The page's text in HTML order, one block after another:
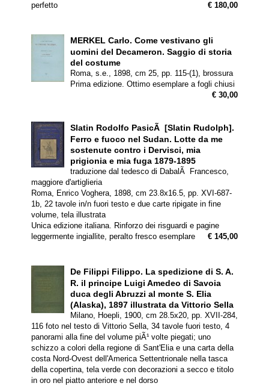
perfetto
€ 180,00
MERKEL Carlo. Come vestivano gli
uomini del Decameron. Saggio di storia
del costume
Roma, s.e., 1898, cm 25, pp. 115-(1), brossura
Prima edizione. Ottimo esemplare a fogli chiusi
€ 30,00
Slatin Rodolfo PasicÃ [Slatin Rudolph].
Ferro e fuoco nel Sudan. Lotte da me
sostenute contro i Dervisci, mia
prigionia e mia fuga 1879-1895
traduzione dal tedesco di DabalÃ Francesco,
maggiore d'artiglieria
Roma, Enrico Voghera, 1898, cm 23.8x16.5, pp. XVI-687-
1b, 22 tavole in/n fuori testo e due carte ripigate in fine
volume, tela illustrata
Unica edizione italiana. Rinforzo dei risguardi e pagine
leggermente ingiallite, peralto fresco esemplare
€ 145,00
De Filippi Filippo. La spedizione di S. A.
R. il principe Luigi Amedeo di Savoia
duca degli Abruzzi al monte S. Elia
(Alaska), 1897 illustrata da Vittorio Sella
Milano, Hoepli, 1900, cm 28.5x20, pp. XVII-284,
116 foto nel testo di Vittorio Sella, 34 tavole fuori testo, 4
panorami alla fine del volume piÃ¹ volte piegati; uno
schizzo a colori della regione di Sant'Elia e una carta della
costa Nord-Ovest dell'America Settentrionale nella tasca
della copertina, tela verde con decorazioni a secco e titolo
in oro nel piatto anteriore e nel dorso